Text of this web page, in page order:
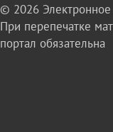
© 2026 Электронное
При перепечатке
портал обязательна